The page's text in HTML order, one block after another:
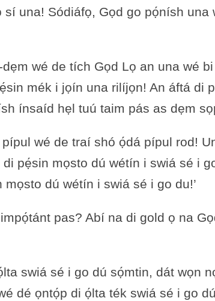
una! Sódiáfọ, Gọd go pọ́nísh
wé de tích Gọd Lọ an una wé
mék i jọín una rilíjọn! An áftá di
ínsaíd hẹl tuú taim pás as dẹm
wé de traí shó ọ́dá pípul rod!
pẹ́sin mọsto dú wétín i swiá sé i
dú wétín i swiá sé i go du!’
pas? Abí na di gold ọ na
swiá sé i go dú sọ́mtin, dát wọn
dé ọntọ́p di ọ́lta ték swiá sé i go